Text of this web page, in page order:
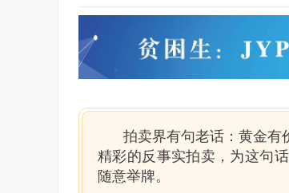
拍卖界有句老话：黄金有
精彩的反事实拍卖，为这句
随意举牌。